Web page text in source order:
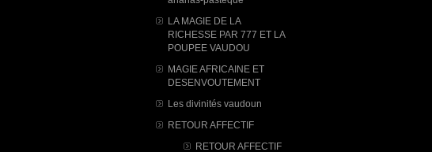
LA MAGIE DE LA
RICHESSE PAR 777 ET LA
POUPEE VAUDOU
MAGIE AFRICAINE ET
DESENVOUTEMENT
Les divinités vaudoun
RETOUR AFFECTIF
RETOUR AFFECTIF